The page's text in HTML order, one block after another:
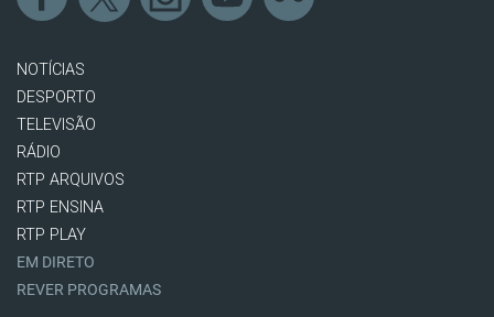
NOTÍCIAS
DESPORTO
TELEVISÃO
RÁDIO
RTP ARQUIVOS
RTP ENSINA
RTP PLAY
EM DIRETO
REVER PROGRAMAS